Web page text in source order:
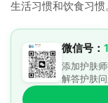
生活习惯和饮食习惯
微信号：
添加护肤
解答护肤